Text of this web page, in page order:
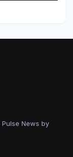
Pulse News by